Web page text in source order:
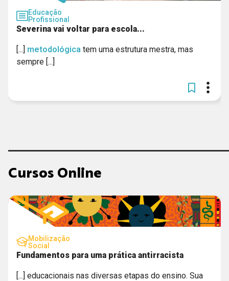
Educação
Profissional
Severina vai voltar para escola...
[...] metodológica tem uma estrutura mestra, mas
sempre [...]
Cursos Online
Mobilização
Social
Fundamentos para uma prática antirracista
[...] educacionais nas diversas etapas do ensino. Sua